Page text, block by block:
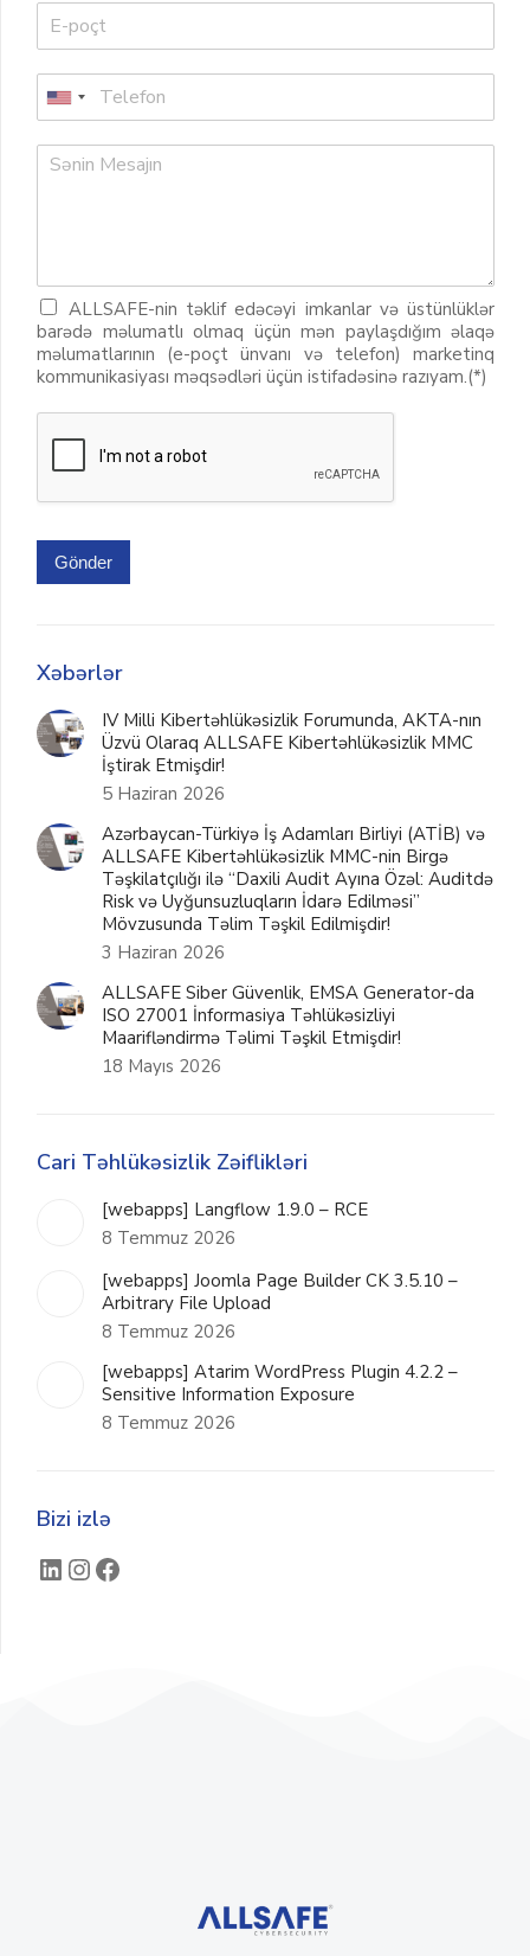
ALLSAFE-nin təklif edəcəyi imkanlar və üstünlüklər
barədə məlumatlı olmaq üçün mən paylaşdığım əlaqə
məlumatlarının (e-poçt ünvanı və telefon) marketinq
kommunikasiyası məqsədləri üçün istifadəsinə razıyam.(*)
Gönder
Xəbərlər
IV Milli Kibertəhlükəsizlik Forumunda, AKTA-nın
Üzvü Olaraq ALLSAFE Kibertəhlükəsizlik MMC
İştirak Etmişdir!
5 Haziran 2026
Azərbaycan-Türkiyə İş Adamları Birliyi (ATİB) və
ALLSAFE Kibertəhlükəsizlik MMC-nin Birgə
Təşkilatçılığı ilə “Daxili Audit Ayına Özəl: Auditdə
Risk və Uyğunsuzluqların İdarə Edilməsi”
Mövzusunda Təlim Təşkil Edilmişdir!
3 Haziran 2026
ALLSAFE Siber Güvenlik, EMSA Generator-da
ISO 27001 İnformasiya Təhlükəsizliyi
Maarifləndirmə Təlimi Təşkil Etmişdir!
18 Mayıs 2026
Cari Təhlükəsizlik Zəiflikləri
[webapps] Langflow 1.9.0 – RCE
8 Temmuz 2026
[webapps] Joomla Page Builder CK 3.5.10 –
Arbitrary File Upload
8 Temmuz 2026
[webapps] Atarim WordPress Plugin 4.2.2 –
Sensitive Information Exposure
8 Temmuz 2026
Bizi izlə